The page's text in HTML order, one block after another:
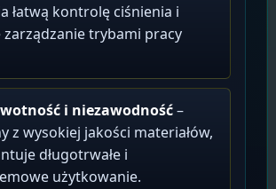
łatwą kontrolę ciśnienia i
trybami pracy
i niezawodność–
z wysokiej jakości materiałów,
długotrwałe i
użytkowanie.